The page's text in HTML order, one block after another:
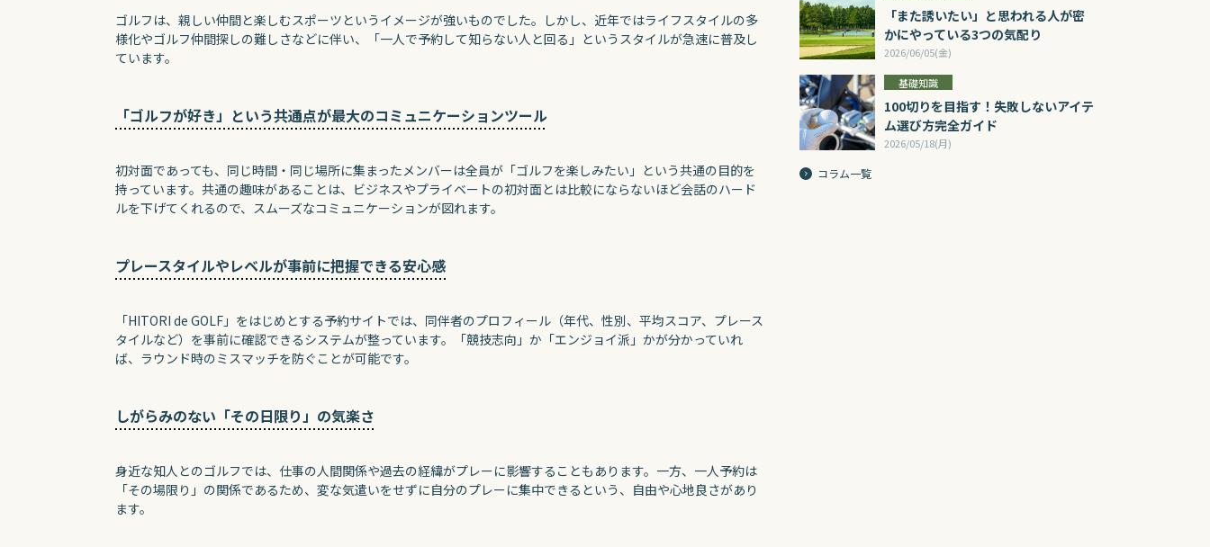
ゴルフは、親しい仲間と楽しむスポーツというイメージが強いものでした。しかし、近年ではライフスタイルの多
様化やゴルフ仲間探しの難しさなどに伴い、「一人で予約して知らない人と回る」というスタイルが急速に普及し
ています。
「ゴルフが好き」という共通点が最大のコミュニケーションツール
初対面であっても、同じ時間・同じ場所に集まったメンバーは全員が「ゴルフを楽しみたい」という共通の目的を
持っています。共通の趣味があることは、ビジネスやプライベートの初対面とは比較にならないほど会話のハード
ルを下げてくれるので、スムーズなコミュニケーションが図れます。
プレースタイルやレベルが事前に把握できる安心感
「HITORI de GOLF」をはじめとする予約サイトでは、同伴者のプロフィール（年代、性別、平均スコア、プレース
タイルなど）を事前に確認できるシステムが整っています。「競技志向」か「エンジョイ派」かが分かっていれ
ば、ラウンド時のミスマッチを防ぐことが可能です。
しがらみのない「その日限り」の気楽さ
身近な知人とのゴルフでは、仕事の人間関係や過去の経緯がプレーに影響することもあります。一方、一人予約は
「その場限り」の関係であるため、変な気遣いをせずに自分のプレーに集中できるという、自由や心地良さがあり
ます。
「また誘いたい」と思われる人が密
かにやっている3つの気配り
2026/06/05(金)
基礎知識
100切りを目指す！失敗しないアイテ
ム選び方完全ガイド
2026/05/18(月)
コラム一覧